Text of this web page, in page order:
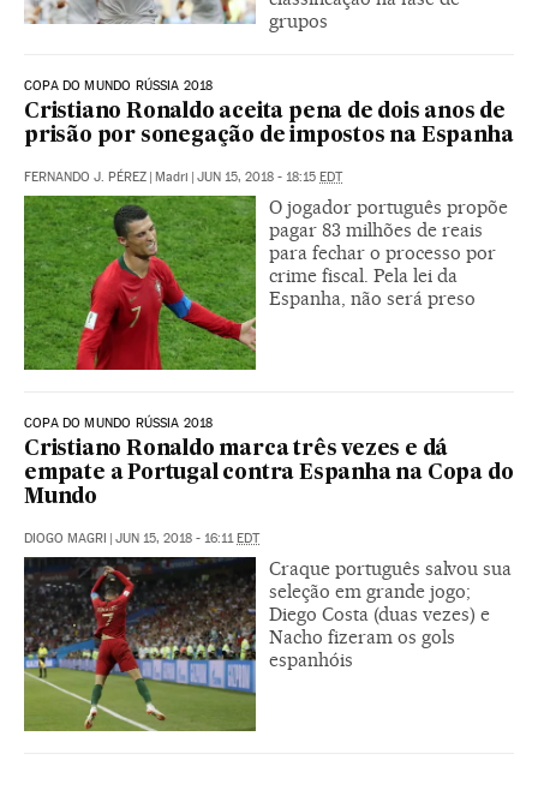
grupos
COPA DO MUNDO RÚSSIA 2018
Cristiano Ronaldo aceita pena de dois anos de
prisão por sonegação de impostos na Espanha
FERNANDO J. PÉREZ | Madri | JUN 15, 2018 - 18:15 EDT
O jogador português propõe
pagar 83 milhões de reais
para fechar o processo por
crime fiscal. Pela lei da
Espanha, não será preso
COPA DO MUNDO RÚSSIA 2018
Cristiano Ronaldo marca três vezes e dá
empate a Portugal contra Espanha na Copa do
Mundo
DIOGO MAGRI | JUN 15, 2018 - 16:11EDT
Craque português salvou sua
seleção em grande jogo;
Diego Costa (duas vezes) e
Nacho fizeram os gols
espanhóis